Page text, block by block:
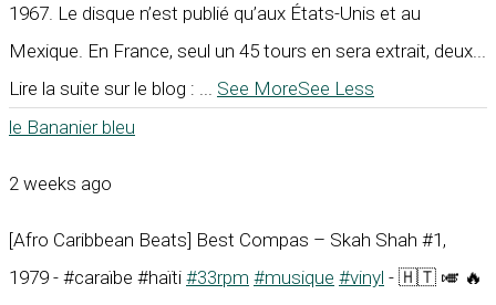
1967. Le disque n’est publié qu’aux États-Unis et au
Mexique. En France, seul un 45 tours en sera extrait, deux...
Lire la suite sur le blog :
See MoreSee Less
le Bananier bleu
2 weeks ago
[Afro Caribbean Beats] Best Compas – Skah Shah #1,
1979 - #caraïbe #haïti #33rpm #musique #vinyl - 🇭🇹 🎺 🔥